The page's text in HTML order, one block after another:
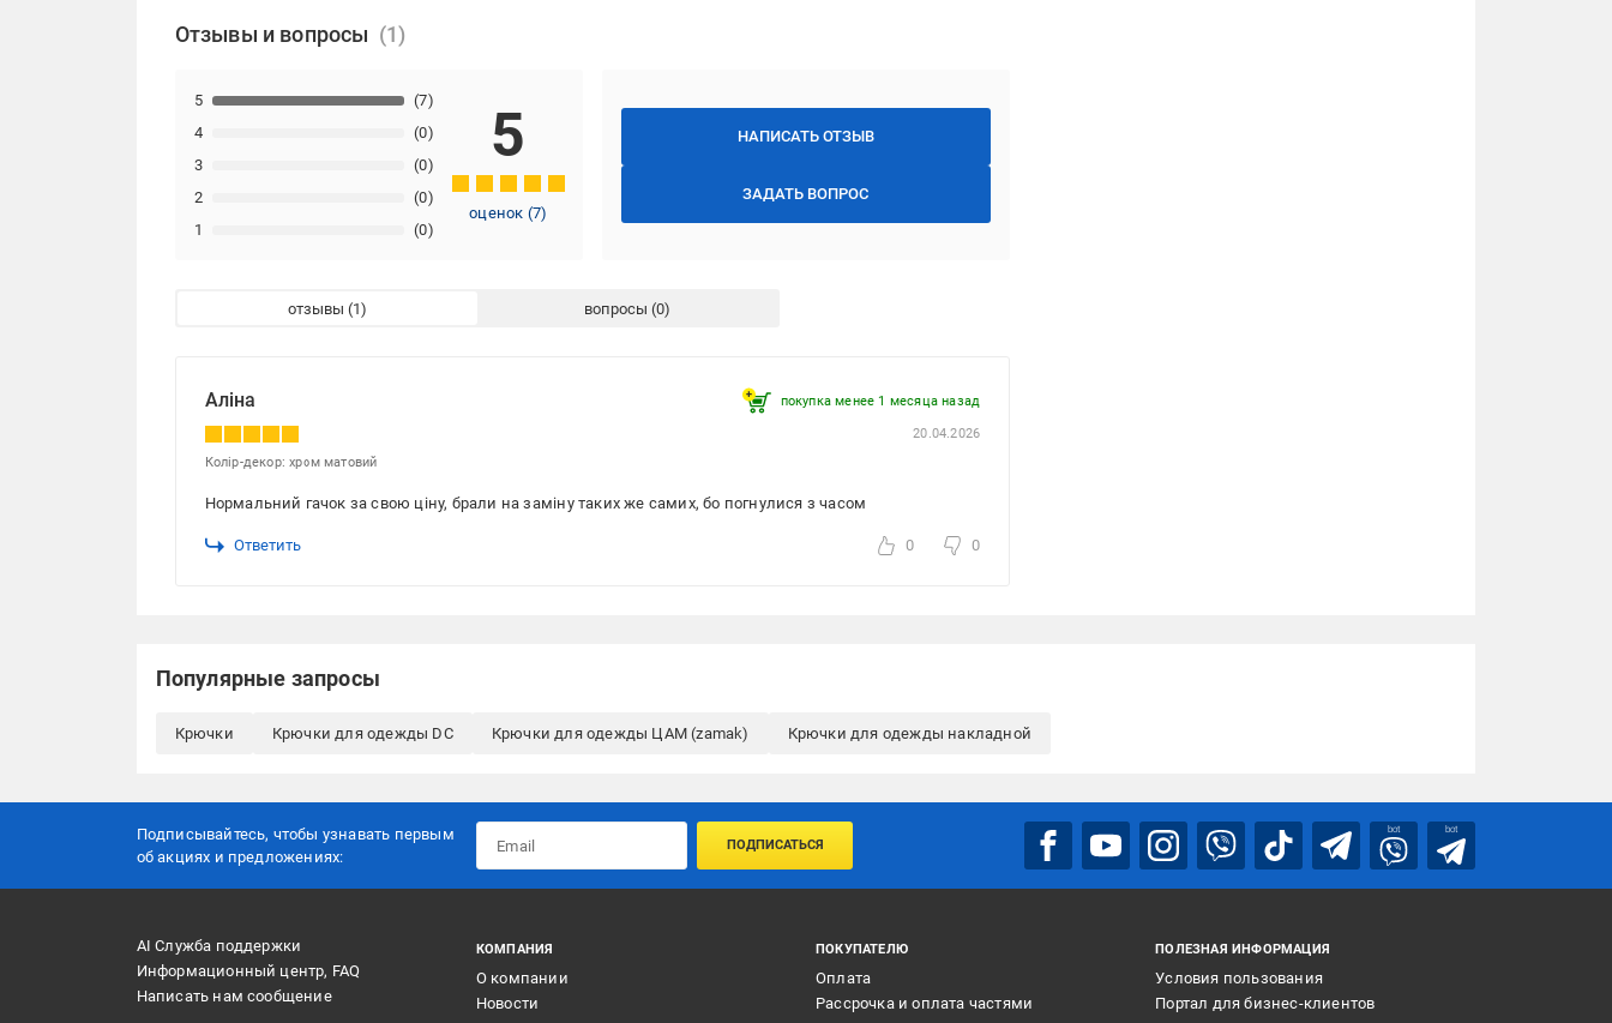
Отзывы и вопросы
НАПИСАТЬ ОТЗЫВ
ЗАДАТЬ ВОПРОС
1 (0)
2 (0)
3 (0)
4 (0)
5 (7)
5
оценок (7)
отзывы вопросы
Аліна покупка менее 1 месяца назад
20.04.2026
Колір-декор: хром матовий
Нормальний гачок за свою ціну, брали на заміну таких же самих, бо погнулися з часом
Ответить 0 0
Популярные запросы
Крючки Крючки для одежды DC Крючки для одежды ЦАМ (zamak) Крючки для одежды накладной
Подписывайтесь, чтобы узнавать первым
об акцияx и предложениях:
ПОДПИСАТЬСЯ
bot bot
AI Служба поддержки
Информационный центр, FAQ
Написать нам сообщение
КОМПАНИЯ
О компании
Новости
ПОКУПАТЕЛЮ
Оплата
Рассрочка и оплата частями
ПОЛЕЗНАЯ ИНФОРМАЦИЯ
Условия пользования
Портал для бизнес-клиентов